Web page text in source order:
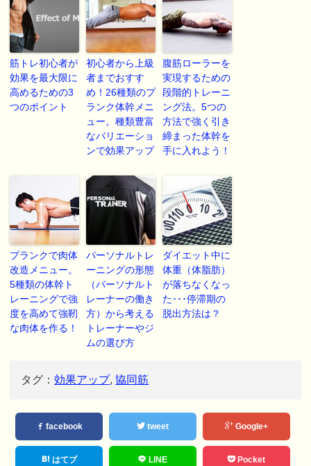
筋トレ初心者が
効果を最大限に
高めるための3
つのポイント
初心者から上級
者までおすす
め！26種類のプ
ランク体幹メニ
ュー。種類豊富
なバリエーショ
ンで効果アップ
腹筋ローラーを
実現するための
段階的トレーニ
ング法。5つの
方法で強く引き
締まった体幹を
手に入れよう！
プランクで肉体
改造メニュー。
5種類の体幹ト
レーニングで強
度を高めて強靭
な肉体を作る！
パーソナルトレ
ーニングの形態
（パーソナルト
レーナーの働き
方）から考える
トレーナーやジ
ムの選び方
ダイエット中に
体重（体脂肪）
が落ちなくなっ
た･･･停滞期の
脱出方法は？
タグ：効果アップ,協同筋
facebook tweet Google+
はてブ LINE Pocket